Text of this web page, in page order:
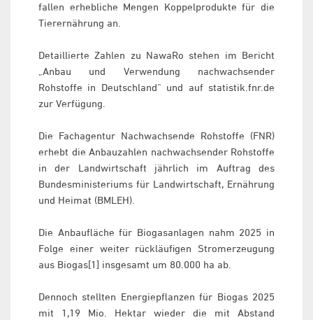
fallen erhebliche Mengen Koppelprodukte für die
Tierernährung an.
Detaillierte Zahlen zu NawaRo stehen im Bericht
„Anbau und Verwendung nachwachsender
Rohstoffe in Deutschland“ und auf statistik.fnr.de
zur Verfügung.
Die Fachagentur Nachwachsende Rohstoffe (FNR)
erhebt die Anbauzahlen nachwachsender Rohstoffe
in der Landwirtschaft jährlich im Auftrag des
Bundesministeriums für Landwirtschaft, Ernährung
und Heimat (BMLEH).
Die Anbaufläche für Biogasanlagen nahm 2025 in
Folge einer weiter rückläufigen Stromerzeugung
aus Biogas[1] insgesamt um 80.000 ha ab.
Dennoch stellten Energiepflanzen für Biogas 2025
mit 1,19 Mio. Hektar wieder die mit Abstand